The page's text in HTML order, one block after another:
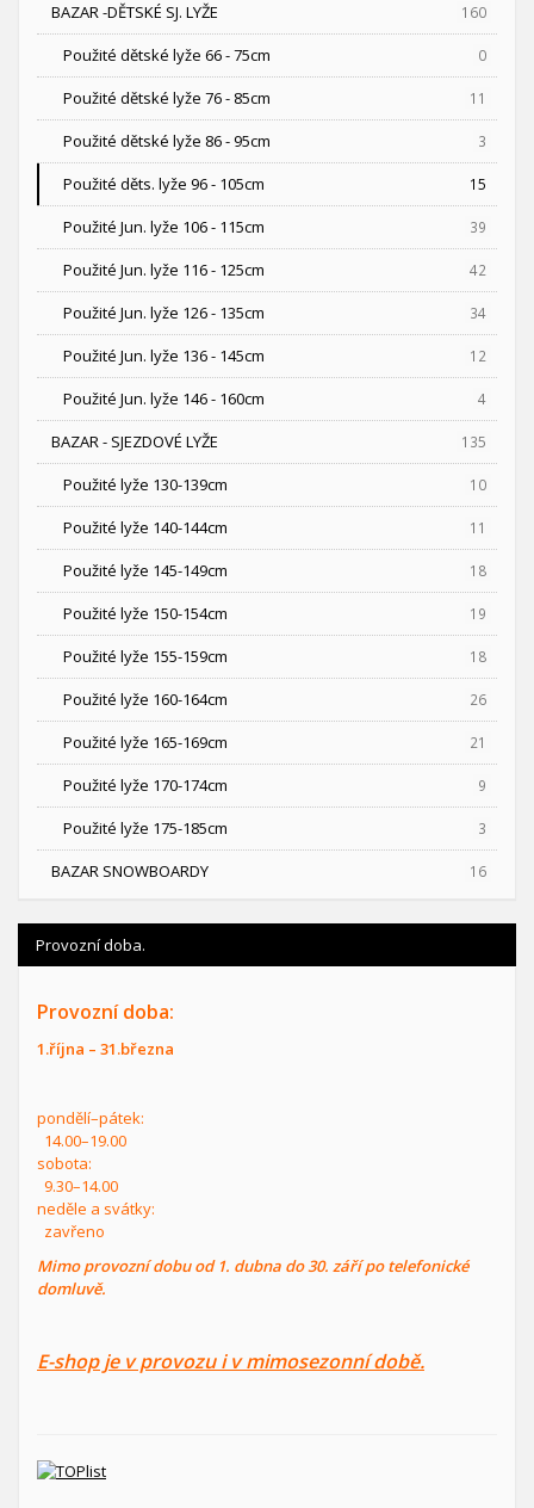
BAZAR -DĚTSKÉ SJ. LYŽE 160
Použité dětské lyže 66 - 75cm 0
Použité dětské lyže 76 - 85cm 11
Použité dětské lyže 86 - 95cm 3
Použité děts. lyže 96 - 105cm 15
Použité Jun. lyže 106 - 115cm 39
Použité Jun. lyže 116 - 125cm 42
Použité Jun. lyže 126 - 135cm 34
Použité Jun. lyže 136 - 145cm 12
Použité Jun. lyže 146 - 160cm 4
BAZAR - SJEZDOVÉ LYŽE 135
Použité lyže 130-139cm 10
Použité lyže 140-144cm 11
Použité lyže 145-149cm 18
Použité lyže 150-154cm 19
Použité lyže 155-159cm 18
Použité lyže 160-164cm 26
Použité lyže 165-169cm 21
Použité lyže 170-174cm 9
Použité lyže 175-185cm 3
BAZAR SNOWBOARDY 16
Provozní doba.
Provozní doba:
1.října – 31.března
pondělí–pátek:
14.00–19.00
sobota:
9.30–14.00
neděle a svátky:
zavřeno
Mimo provozní dobu od 1. dubna do 30. září po telefonické
domluvě.
E-shop je v provozu i v mimosezonní době.